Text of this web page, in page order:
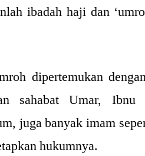
ibadah haji dan
dipertemukan
sahabat Umar,
juga banyak imam
hukumnya.